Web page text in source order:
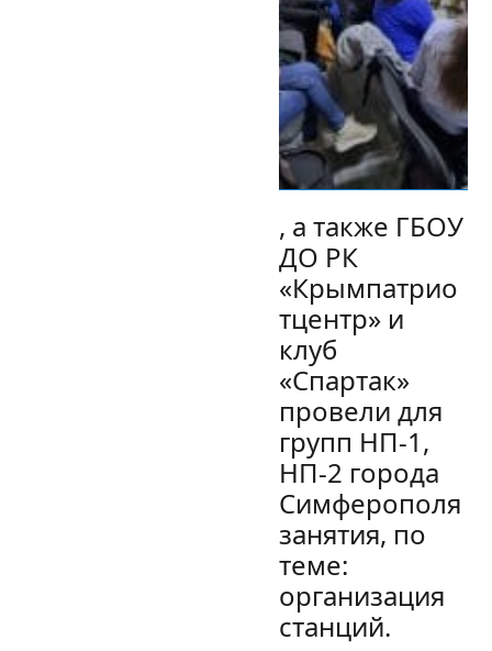
, а также ГБОУ
ДО РК
«Крымпатрио
тцентр» и
клуб
«Спартак»
провели для
групп НП-1,
НП-2 города
Симферополя
занятия, по
теме:
организация
станций.